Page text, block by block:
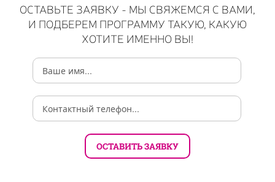
ОСТАВЬТЕ ЗАЯВКУ - МЫ СВЯЖЕМСЯ С ВАМИ,
И ПОДБЕРЕМ ПРОГРАММУ ТАКУЮ, КАКУЮ
ХОТИТЕ ИМЕННО ВЫ!